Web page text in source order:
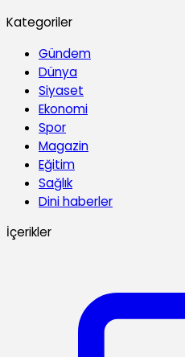
Kategoriler
Gündem
Dünya
Siyaset
Ekonomi
Spor
Magazin
Eğitim
Sağlık
Dini haberler
İçerikler